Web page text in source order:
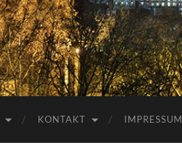
KONTAKT IMPRESSUM